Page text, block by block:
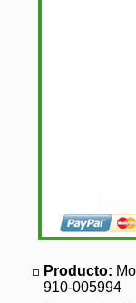
Producto:
910-005994